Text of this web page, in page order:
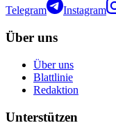
Telegram Instagram
Über uns
Über uns
Blattlinie
Redaktion
Unterstützen